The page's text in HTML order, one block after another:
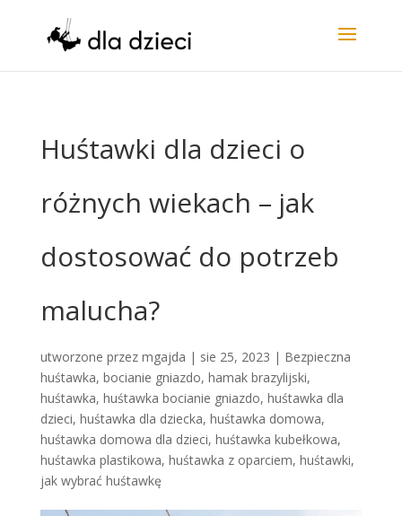
Huśtawki dla dzieci o
różnych wiekach – jak
dostosować do potrzeb
malucha?
utworzone przez mgajda | sie 25, 2023 | Bezpieczna
huśtawka, bocianie gniazdo, hamak brazylijski,
huśtawka, huśtawka bocianie gniazdo, huśtawka dla
dzieci, huśtawka dla dziecka, huśtawka domowa,
huśtawka domowa dla dzieci, huśtawka kubełkowa,
huśtawka plastikowa, huśtawka z oparciem, huśtawki,
jak wybrać huśtawkę